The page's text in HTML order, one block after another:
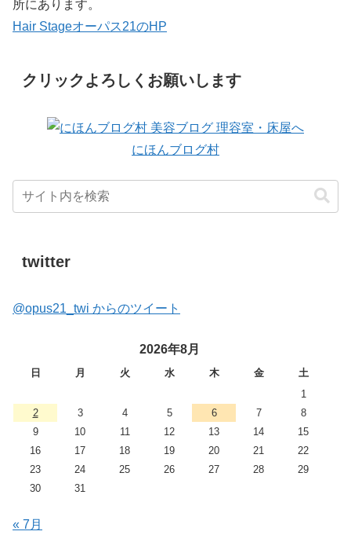
所にあります。
Hair Stageオーパス21のHP
クリックよろしくお願いします
にほんブログ村
twitter
@opus21_twi からのツイート
2026年8月
日 月 火 水 木 金
土
1
2
3 4 5 6 7
8
9
10 11 12 13 14
15
16
17 18 19 20 21
22
23
24 25 26 27 28
29
30
31
« 7月